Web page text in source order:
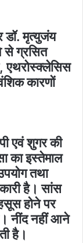
डॉ. मृत्युजंय
से ग्रसित
एथरोस्क्लेसिस
कारणों
एवं शुगर की
का इस्तेमाल
तथा
है। सांस
होने पर
नींद नहीं आने
है।